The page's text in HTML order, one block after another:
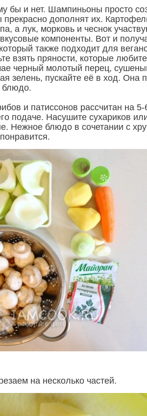
бы и нет. Шампиньоны просто
дополнят их.
а лук, морковь и чеснок
компоненты. Вот и
также подходит для
взять пряности, которые
черный молотый перец,
зелень, пускайте её в ход. Она
блюдо.
и патиссонов рассчитан на
подаче. Насушите сухариков
Нежное блюдо в сочетании с
на несколько частей.